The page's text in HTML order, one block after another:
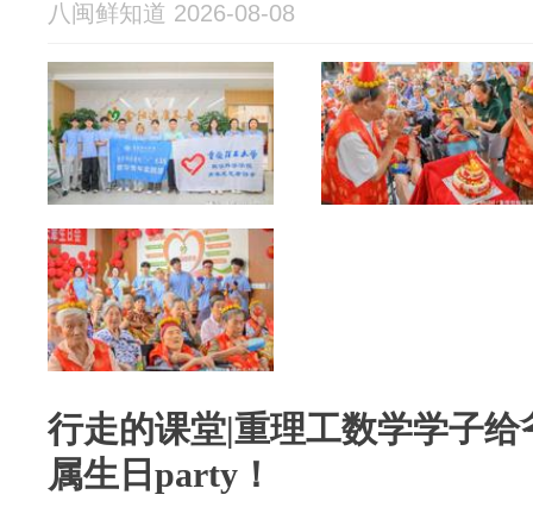
八闽鲜知道 2026-08-08
行走的课堂|重理工数学学子
属生日party！